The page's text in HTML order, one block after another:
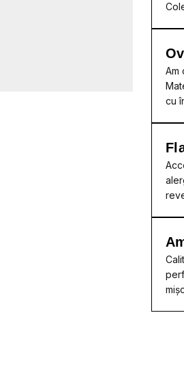
Am
cu